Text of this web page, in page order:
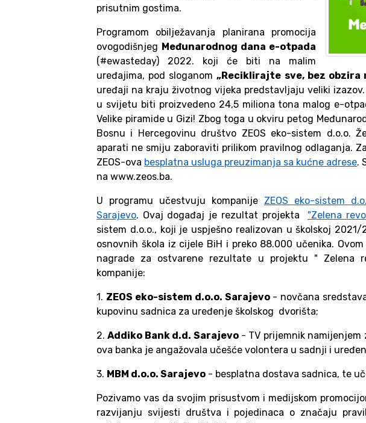
prisutnim gostima.
Programom obilježavanja planirana promocija
ovogodišnjeg Međunarodnog dana e-otpada
(#ewasteday) 2022. koji će biti na malim
uređajima, pod sloganom„Reciklirajte sve, bez obzira
uređaji na kraju životnog vijeka predstavljaju veliki
u svijetu biti proizvedeno 24,5 miliona tona malog e-
Velike piramide u Gizi! Zbog toga u okviru petog
Bosnu i Hercegovinu društvo ZEOS eko-sistem d.o.o.
aparati ne smiju zaboraviti prilikom pravilnog odlaganja.
ZEOS-ova besplatna usluga preuzimanja sa kućne adrese.
na www.zeos.ba.
U programu učestvuju kompanije ZEOS eko-sistem
Sarajevo. Ovaj događaj je rezultat projekta "Zelena
sistem d.o.o., koji je uspješno realizovan u školskoj
osnovnih škola iz cijele BiH i preko 88.000 učenika.
nagrade za ostvarene rezultate u projektu " Zelena
kompanije:
1. ZEOS eko-sistem d.o.o. Sarajevo- novčana
kupovinu sadnica za uređenje školskog dvorišta;
2.Addiko Bank d.d. Sarajevo- TV prijemnik namijenjem
ova banka je angažovala učešće volontera u sadnji i
3. MBM d.o.o. Sarajevo - besplatna dostava sadnica, te
Pozivamo vas da svojim prisustvom i medijskom
razvijanju svijesti društva i pojedinaca o značaju